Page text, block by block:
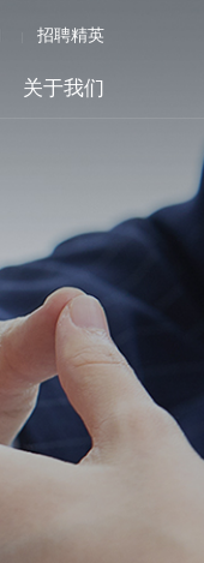
招聘精英
关于我们